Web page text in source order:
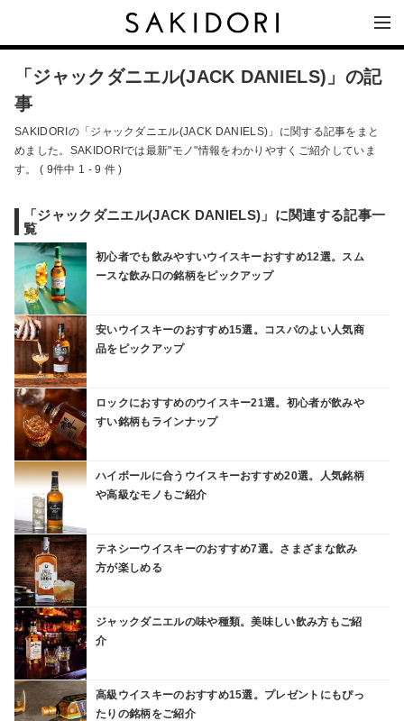
「ジャックダニエル(JACK DANIELS)」の記
事
SAKIDORIの「ジャックダニエル(JACK DANIELS)」に関する記事をまと
めました。SAKIDORIでは最新"モノ"情報をわかりやすくご紹介していま
す。 ( 9件中 1 - 9 件 )
「ジャックダニエル(JACK DANIELS)」に関連する記事一
覧
初心者でも飲みやすいウイスキーおすすめ12選。スム
ースな飲み口の銘柄をピックアップ
安いウイスキーのおすすめ15選。コスパのよい人気商
品をピックアップ
ロックにおすすめのウイスキー21選。初心者が飲みや
すい銘柄もラインナップ
ハイボールに合うウイスキーおすすめ20選。人気銘柄
や高級なモノもご紹介
テネシーウイスキーのおすすめ7選。さまざまな飲み
方が楽しめる
ジャックダニエルの味や種類。美味しい飲み方もご紹
介
高級ウイスキーのおすすめ15選。プレゼントにもぴっ
たりの銘柄をご紹介